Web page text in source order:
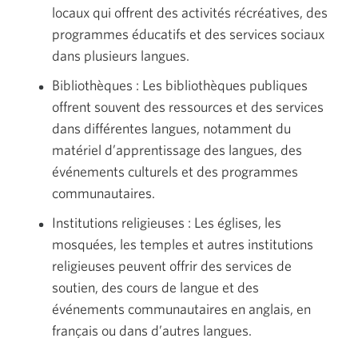
locaux qui offrent des activités récréatives, des
programmes éducatifs et des services sociaux
dans plusieurs langues.
Bibliothèques : Les bibliothèques publiques
offrent souvent des ressources et des services
dans différentes langues, notamment du
matériel d’apprentissage des langues, des
événements culturels et des programmes
communautaires.
Institutions religieuses : Les églises, les
mosquées, les temples et autres institutions
religieuses peuvent offrir des services de
soutien, des cours de langue et des
événements communautaires en anglais, en
français ou dans d’autres langues.